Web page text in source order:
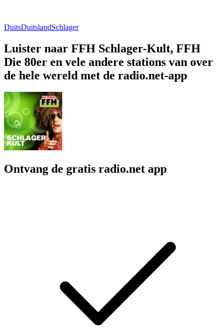
DuitsDuitslandSchlager
Luister naar FFH Schlager-Kult, FFH
Die 80er en vele andere stations van over
de hele wereld met de radio.net-app
Ontvang de gratis radio.net app